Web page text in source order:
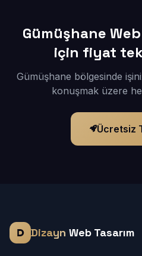
Gümüşhane Web
için fiyat
Gümüşhane bölgesinde
konuşmak üzere
Ücretsiz
Dizayn Web Tasarım